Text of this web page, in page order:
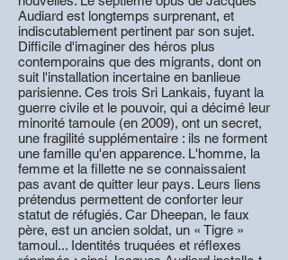
Audiard est longtemps surprenant, et
indiscutablement pertinent par son sujet.
Difficile d'imaginer des héros plus
contemporains que des migrants, dont on
suit l'installation incertaine en banlieue
parisienne. Ces trois Sri Lankais, fuyant la
guerre civile et le pouvoir, qui a décimé leur
minorité tamoule (en 2009), ont un secret,
une fragilité supplémentaire : ils ne forment
une famille qu'en apparence. L'homme, la
femme et la fillette ne se connaissaient
pas avant de quitter leur pays. Leurs liens
prétendus permettent de conforter leur
statut de réfugiés. Car Dheepan, le faux
père, est un ancien soldat, un « Tigre »
tamoul... Identités truquées et réflexes